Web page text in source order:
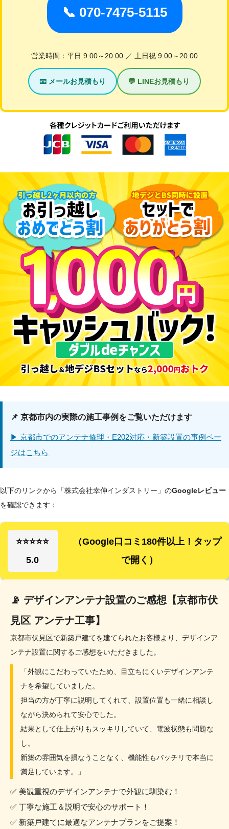
📞 070-7475-5115
営業時間：平日 9:00～20:00 ／ 土日祝 9:00～20:00
📧 メールお見積もり 💬 LINEお見積もり
📌 京都市内の実際の施工事例をご覧いただけます
▶ 京都市でのアンテナ修理・E202対応・新築設置の事例ペー
ジはこちら
以下のリンクから「株式会社幸伸インダストリー」のGoogleレビュー
を確認できます：
⭐⭐⭐⭐⭐
5.0
（Google口コミ180件以上！タップ
で開く）
📡 デザインアンテナ設置のご感想【京都市伏
見区 アンテナ工事】
京都市伏見区で新築戸建てを建てられたお客様より、デザインア
ンテナ設置に関するご感想をいただきました。
「外観にこだわっていたため、目立ちにくいデザインアンテ
ナを希望していました。
担当の方が丁寧に説明してくれて、設置位置も一緒に相談し
ながら決められて安心でした。
結果として仕上がりもスッキリしていて、電波状態も問題な
し。
新築の雰囲気を損なうことなく、機能性もバッチリで本当に
満足しています。」
✅ 美観重視のデザインアンテナで外観に馴染む！
✅ 丁寧な施工＆説明で安心のサポート！
✅ 新築戸建てに最適なアンテナプランをご提案！